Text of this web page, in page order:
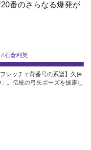
番のさらなる爆発が
#石倉利英
フレッチェ背番号の系譜】久保
。伝統の弓矢ポーズを披露し